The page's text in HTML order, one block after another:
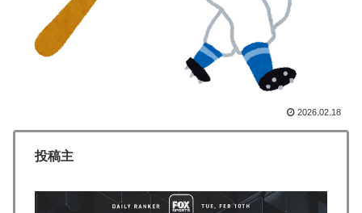
外国人「日本の未来は安泰だ」16歳MF三井寺眞、衝撃
ゴール！久保建英超え歴代2位の記録！3得点に絡む活躍
で海外絶賛！【海外の反応】
海外「さすが日本！」日本とドイツの仕事効率の差が分
▶ 日本「俺は有名な武士の家系だけど世界のみんなは先祖
に偉人っている？」
の大復活に米国人が大喜び
2026.02.18
投稿主